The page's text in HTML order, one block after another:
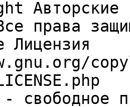
Авторские
права
Лицензия
свободное